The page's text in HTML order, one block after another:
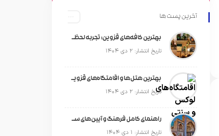
آخرین پست ها
بهترین کافه‌های قزوین: تجربه‌ لحظه‌های دنج و خوش‌طعم
تاریخ انتشار: ۲ دی ۱۴۰۴
بهترین هتل‌ها و اقامتگاه‌های قزوین برای تجربه‌ای بی‌نظیر
تاریخ انتشار: ۲ دی ۱۴۰۴
راهنمای کامل فرهنگ و آیین‌های سنتی قزوین برای گردشگران
تاریخ انتشار: ۱ دی ۱۴۰۴